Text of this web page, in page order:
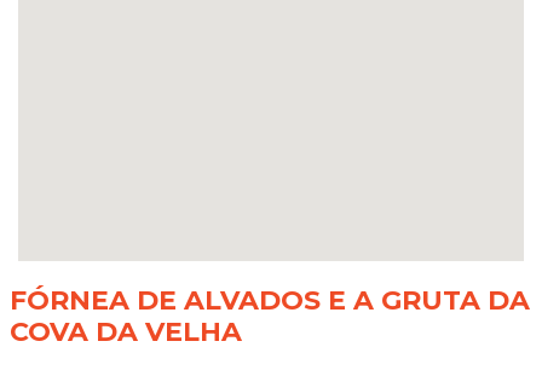
FÓRNEA DE ALVADOS E A GRUTA DA
COVA DA VELHA